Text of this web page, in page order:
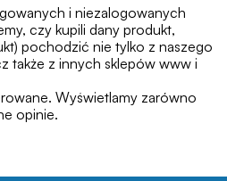
i niezalogowanych
czy kupili dany produkt,
pochodzić nie tylko z naszego
także z innych sklepów www i
Wyświetlamy zarówno
opinie.